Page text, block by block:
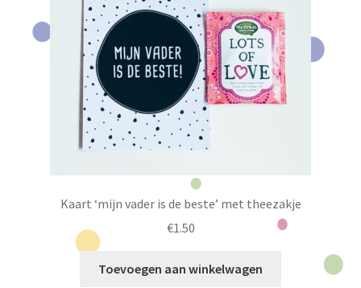
gekozen
worden
op
de
productpagina
Kaart ‘mijn vader is de beste’ met theezakje
€1.50
Toevoegen aan winkelwagen